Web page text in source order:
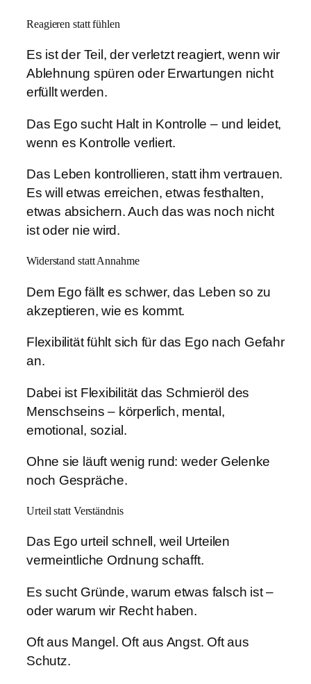
Reagieren statt fühlen
Es ist der Teil, der verletzt reagiert, wenn wir
Ablehnung spüren oder Erwartungen nicht
erfüllt werden.
Das Ego sucht Halt in Kontrolle – und leidet,
wenn es Kontrolle verliert.
Das Leben kontrollieren, statt ihm vertrauen.
Es will etwas erreichen, etwas festhalten,
etwas absichern. Auch das was noch nicht
ist oder nie wird.
Widerstand statt Annahme
Dem Ego fällt es schwer, das Leben so zu
akzeptieren, wie es kommt.
Flexibilität fühlt sich für das Ego nach Gefahr
an.
Dabei ist Flexibilität das Schmieröl des
Menschseins – körperlich, mental,
emotional, sozial.
Ohne sie läuft wenig rund: weder Gelenke
noch Gespräche.
Urteil statt Verständnis
Das Ego urteil schnell, weil Urteilen
vermeintliche Ordnung schafft.
Es sucht Gründe, warum etwas falsch ist –
oder warum wir Recht haben.
Oft aus Mangel. Oft aus Angst. Oft aus
Schutz.